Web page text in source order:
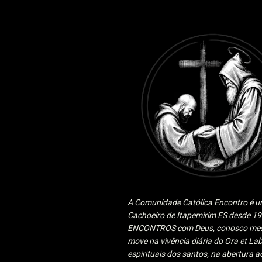
A Comunidade Católica Encontro é
Cachoeiro de Itapemirim ES desde
ENCONTROS com Deus, conosco
move na vivência diária do Ora et
espirituais dos santos, na abertura